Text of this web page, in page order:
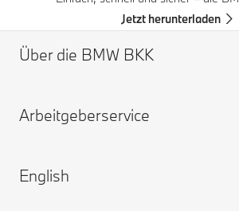
Jetzt herunterladen
Über die BMW BKK
Profil
Verwaltungsrat
Arbeitgeberservice
Beiträge
English